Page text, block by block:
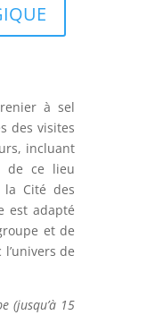
à sel
des visites
incluant
de ce lieu
la Cité des
est adapté
et de
de
(jusqu’à 15